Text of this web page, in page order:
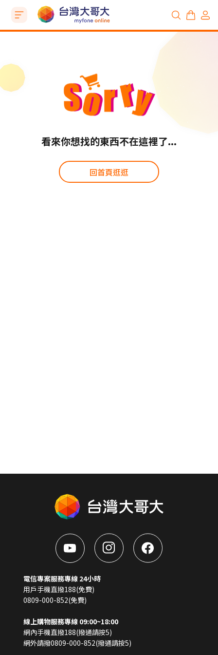
看來你想找的東西不在這裡了...
回首頁逛逛
電信專案服務專線 24小時
用戶手機直撥188(免費)
0809-000-852(免費)
線上購物服務專線 09:00~18:00
網內手機直撥188(撥通請按5)
網外請撥0809-000-852(撥通請按5)